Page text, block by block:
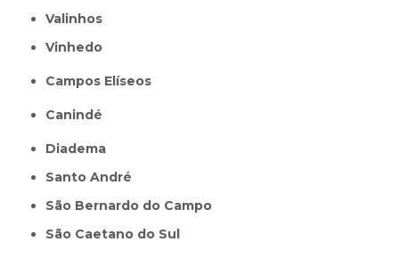
Valinhos
Vinhedo
Campos Elíseos
Canindé
Diadema
Santo André
São Bernardo do Campo
São Caetano do Sul